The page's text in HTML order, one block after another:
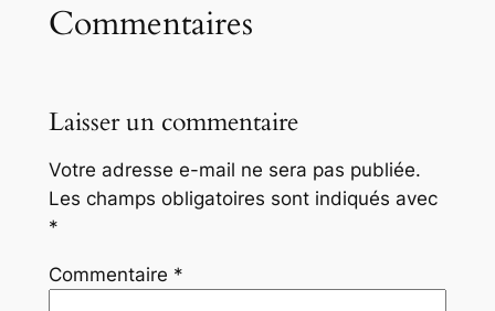
Commentaires
Laisser un commentaire
Votre adresse e-mail ne sera pas publiée.
Les champs obligatoires sont indiqués avec
*
Commentaire *